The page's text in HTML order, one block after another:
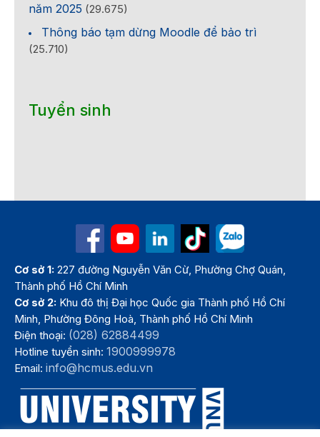
năm 2025 (29.675)
Thông báo tạm dừng Moodle để bảo trì
(25.710)
Tuyển sinh
Cơ sở 1: 227 đường Nguyễn Văn Cừ, Phường Chợ Quán,
Thành phố Hồ Chí Minh
Cơ sở 2: Khu đô thị Đại học Quốc gia Thành phố Hồ Chí
Minh, Phường Đông Hoà, Thành phố Hồ Chí Minh
Điện thoại: (028) 62884499
Hotline tuyển sinh:1900999978
Email:info@hcmus.edu.vn